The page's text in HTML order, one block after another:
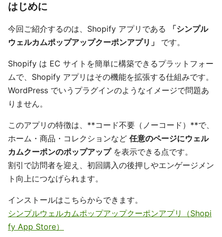
はじめに
今回ご紹介するのは、Shopify アプリである
「シンプル
ウェルカムポップアップクーポンアプリ」
です。
Shopify は EC サイトを簡単に構築できるプラットフォー
ムで、Shopify アプリはその機能を拡張する仕組みです。
WordPress でいうプラグインのようなイメージで問題あ
りません。
このアプリの特徴は、**コード不要（ノーコード）**で、
ホーム・商品・コレクションなど 任意のページにウェル
カムクーポンのポップアップを表示できる点です。
割引で訪問者を迎え、初回購入の後押しやエンゲージメン
ト向上につなげられます。
インストールはこちらからできます。
シンプルウェルカムポップアップクーポンアプリ（Shopi
fy App Store）